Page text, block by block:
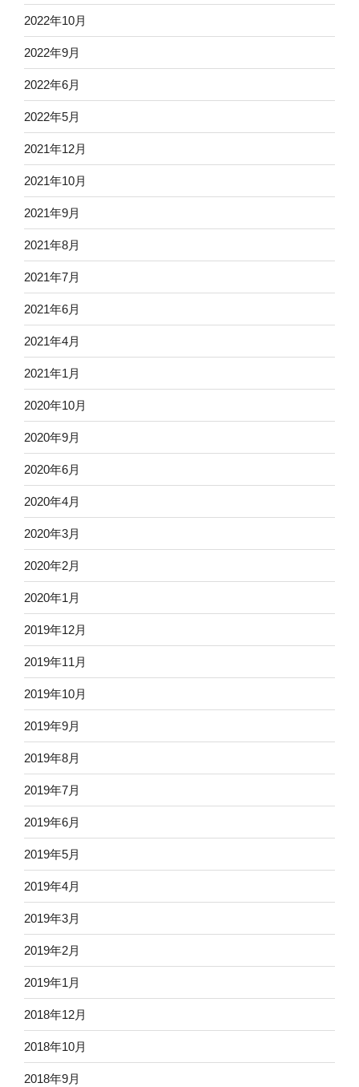
2022年10月
2022年9月
2022年6月
2022年5月
2021年12月
2021年10月
2021年9月
2021年8月
2021年7月
2021年6月
2021年4月
2021年1月
2020年10月
2020年9月
2020年6月
2020年4月
2020年3月
2020年2月
2020年1月
2019年12月
2019年11月
2019年10月
2019年9月
2019年8月
2019年7月
2019年6月
2019年5月
2019年4月
2019年3月
2019年2月
2019年1月
2018年12月
2018年10月
2018年9月